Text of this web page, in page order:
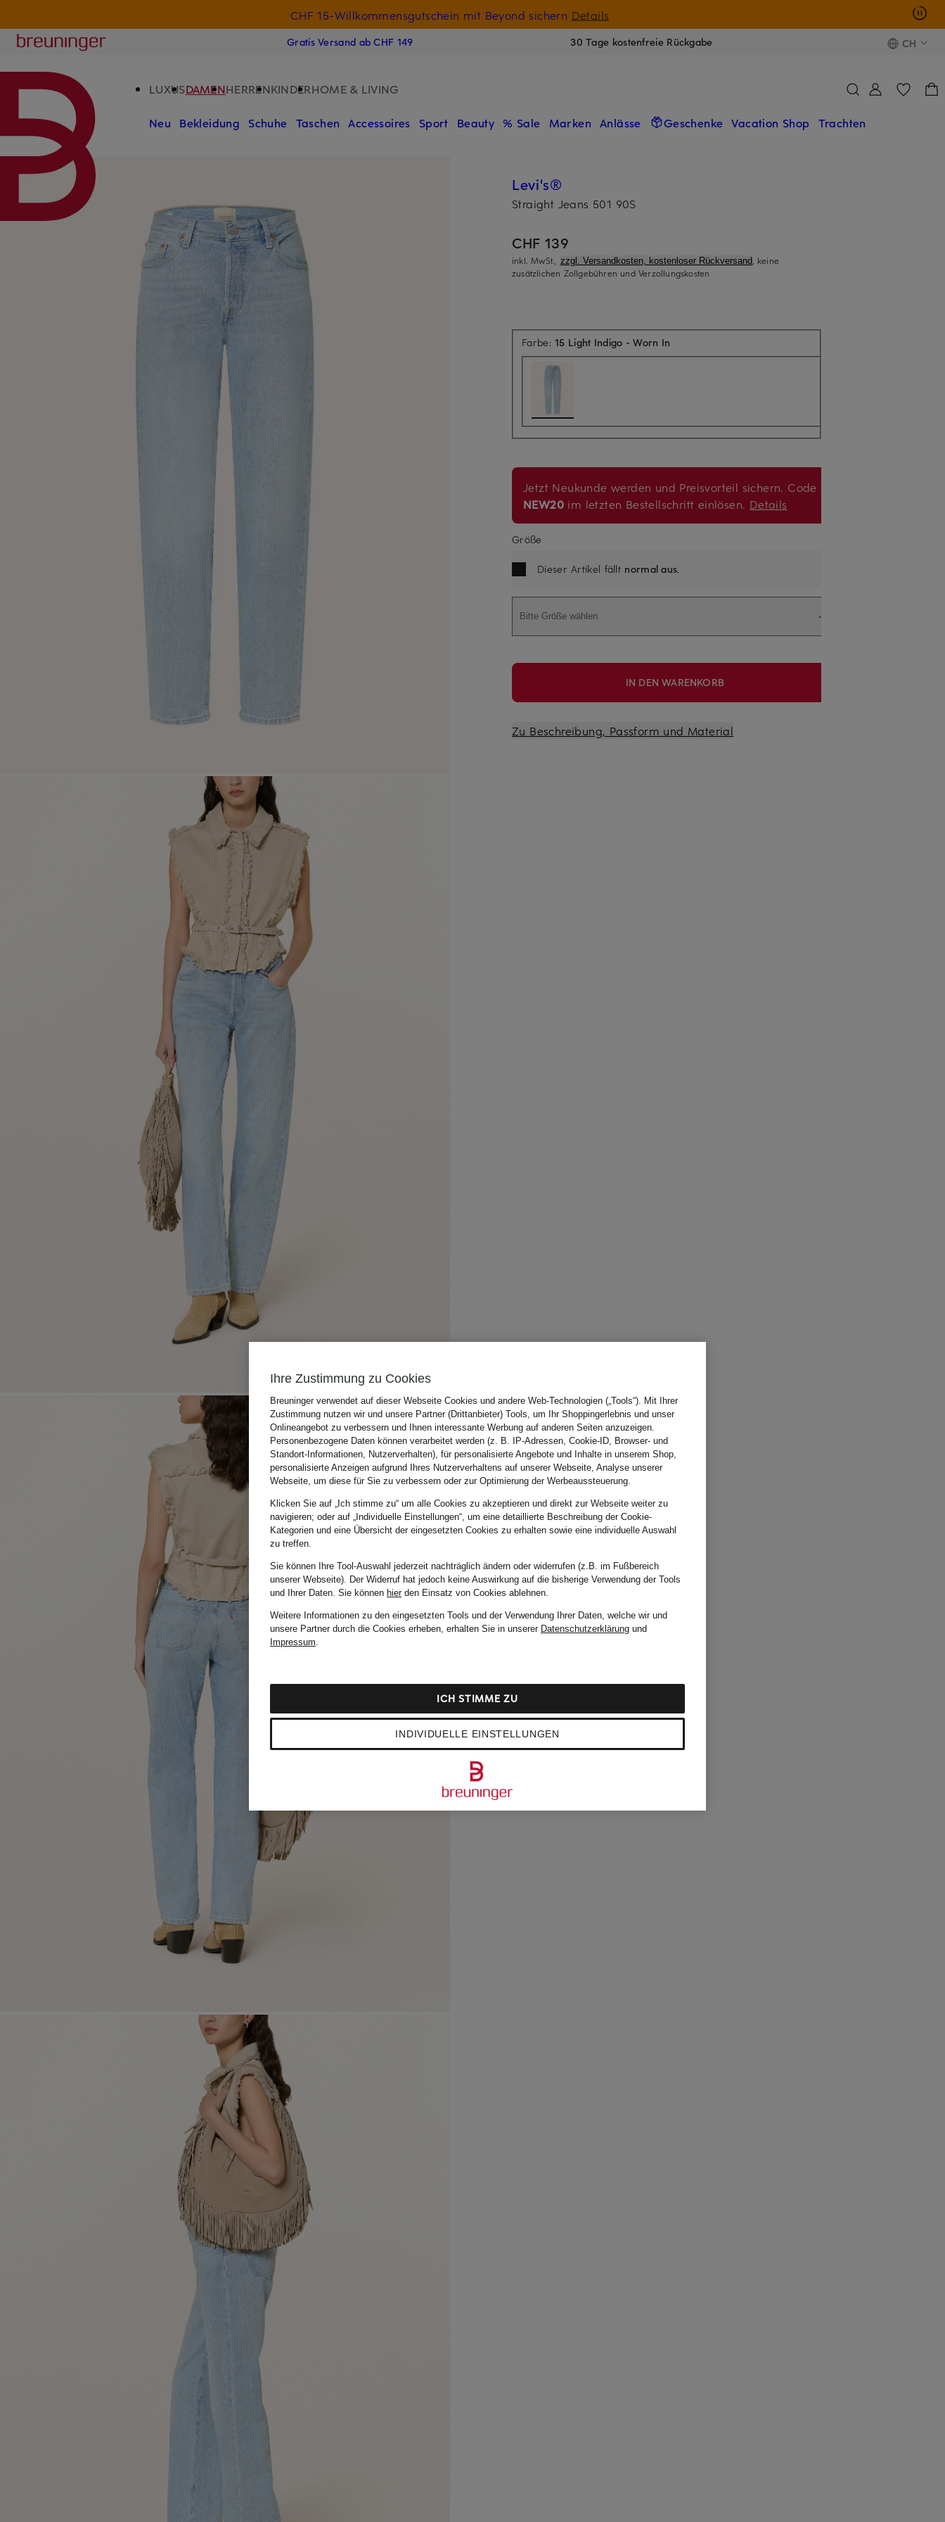
CHF 15-Willkommensgutschein mit Beyond sichern Details
Breuninger
Gratis Versand ab CHF 149 30 Tage kostenfreie Rückgabe CH
LUXUSDAMENHERRENKINDERHOME & LIVING
Neu Bekleidung Schuhe Taschen Accessoires Sport Beauty % Sale Marken Anlässe Geschenke Vacation Shop Trachten
Levi's®
Straight Jeans 501 90S
CHF 139
inkl. MwSt., zzgl. Versandkosten, kostenloser Rückversand, keine
zusätzlichen Zollgebühren und Verzollungskosten
Farbe:15 Light Indigo - Worn In
Jetzt Neukunde werden und Preisvorteil sichern. Code
NEW20 im letzten Bestellschritt einlösen. Details
Größe
Dieser Artikel fällt normal aus.
Bitte Größe wählen
IN DEN WARENKORB
Zu Beschreibung, Passform und Material
Ihre Zustimmung zu Cookies
Breuninger verwendet auf dieser Webseite Cookies und andere Web-Technologien („Tools“). Mit Ihrer
Zustimmung nutzen wir und unsere Partner (Drittanbieter) Tools, um Ihr Shoppingerlebnis und unser
Onlineangebot zu verbessern und Ihnen interessante Werbung auf anderen Seiten anzuzeigen.
Personenbezogene Daten können verarbeitet werden (z. B. IP-Adressen, Cookie-ID, Browser- und
Standort-Informationen, Nutzerverhalten), für personalisierte Angebote und Inhalte in unserem Shop,
personalisierte Anzeigen aufgrund Ihres Nutzerverhaltens auf unserer Webseite, Analyse unserer
Webseite, um diese für Sie zu verbessern oder zur Optimierung der Werbeaussteuerung.
Klicken Sie auf „Ich stimme zu“ um alle Cookies zu akzeptieren und direkt zur Webseite weiter zu
navigieren; oder auf „Individuelle Einstellungen“, um eine detaillierte Beschreibung der Cookie-
Kategorien und eine Übersicht der eingesetzten Cookies zu erhalten sowie eine individuelle Auswahl
zu treffen.
Sie können Ihre Tool-Auswahl jederzeit nachträglich ändern oder widerrufen (z.B. im Fußbereich
unserer Webseite). Der Widerruf hat jedoch keine Auswirkung auf die bisherige Verwendung der Tools
und Ihrer Daten. Sie können hierden Einsatz von Cookies ablehnen.
Weitere Informationen zu den eingesetzten Tools und der Verwendung Ihrer Daten, welche wir und
unsere Partner durch die Cookies erheben, erhalten Sie in unserer Datenschutzerklärung und
Impressum.
INDIVIDUELLE EINSTELLUNGEN
ICH STIMME ZU